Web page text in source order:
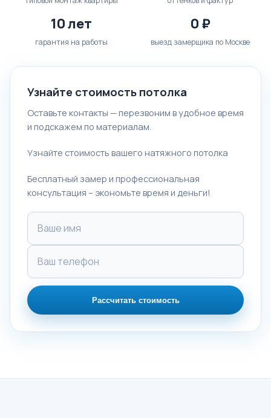
10 лет
гарантия на работы
0 ₽
выезд замерщика по Москве
Узнайте стоимость потолка
Оставьте контакты — перезвоним в удобное время
и подскажем по материалам.
Узнайте стоимость вашего натяжного потолка
Бесплатный замер и профессиональная
консультация – экономьте время и деньги!
Рассчитать стоимость